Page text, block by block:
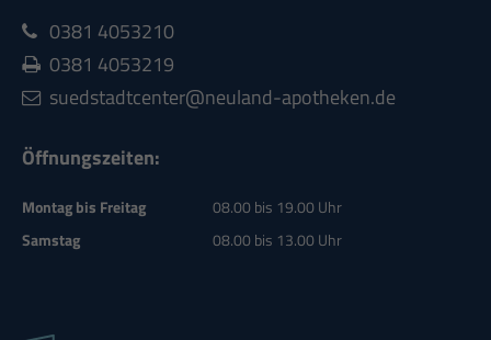
0381 4053210
0381 4053219
suedstadtcenter@neuland-apotheken.de
Öffnungszeiten:
Montag bis Freitag
08.00 bis 19.00 Uhr
Samstag
08.00 bis 13.00 Uhr